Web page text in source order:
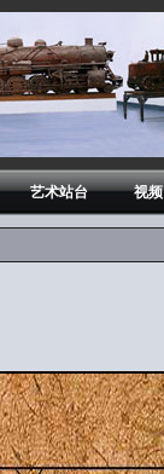
艺术站台 视频